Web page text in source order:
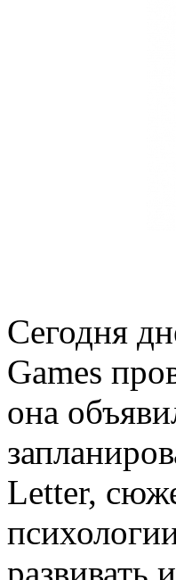
Сегодня
Games
она
Letter,